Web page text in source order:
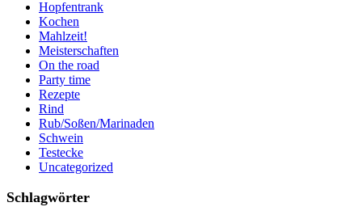
Hopfentrank
Kochen
Mahlzeit!
Meisterschaften
On the road
Party time
Rezepte
Rind
Rub/Soßen/Marinaden
Schwein
Testecke
Uncategorized
Schlagwörter